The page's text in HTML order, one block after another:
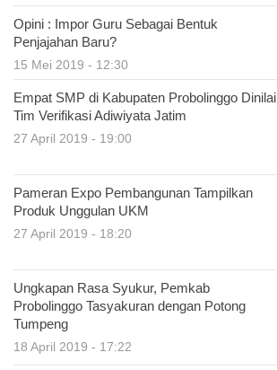
Opini : Impor Guru Sebagai Bentuk
Penjajahan Baru?
15 Mei 2019 - 12:30
Empat SMP di Kabupaten Probolinggo Dinilai
Tim Verifikasi Adiwiyata Jatim
27 April 2019 - 19:00
Pameran Expo Pembangunan Tampilkan
Produk Unggulan UKM
27 April 2019 - 18:20
Ungkapan Rasa Syukur, Pemkab
Probolinggo Tasyakuran dengan Potong
Tumpeng
18 April 2019 - 17:22